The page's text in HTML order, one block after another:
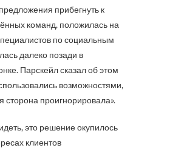
прибегнуть к
команд, положилась на
по социальным
далеко позади в
Парскейл сказал об этом
возможностями,
сторона проигнорировала».
это решение окупилось
клиентов